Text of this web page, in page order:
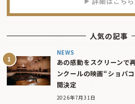
人気の記事
NEWS
あの感動をスクリーンで
ンクールの映画“ショパ
開決定
2026年7月31日